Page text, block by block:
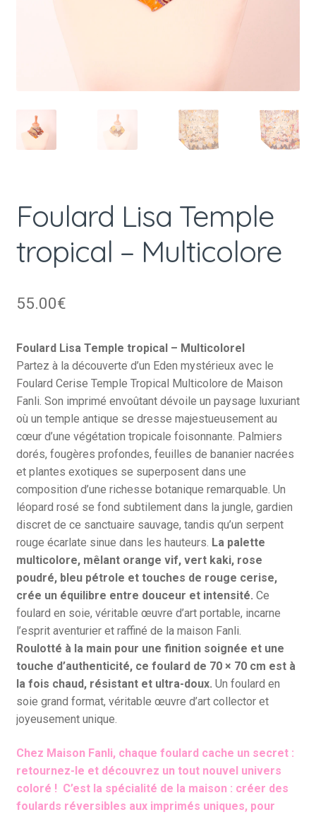
Foulard Lisa Temple
tropical – Multicolore
55.00€
Foulard Lisa Temple tropical – Multicolorel
Partez à la découverte d’un Eden mystérieux avec le
Foulard Cerise Temple Tropical Multicolore de Maison
Fanli. Son imprimé envoûtant dévoile un paysage luxuriant
où un temple antique se dresse majestueusement au
cœur d’une végétation tropicale foisonnante. Palmiers
dorés, fougères profondes, feuilles de bananier nacrées
et plantes exotiques se superposent dans une
composition d’une richesse botanique remarquable. Un
léopard rosé se fond subtilement dans la jungle, gardien
discret de ce sanctuaire sauvage, tandis qu’un serpent
rouge écarlate sinue dans les hauteurs. La palette
multicolore, mêlant orange vif, vert kaki, rose
poudré, bleu pétrole et touches de rouge cerise,
crée un équilibre entre douceur et intensité. Ce
foulard en soie, véritable œuvre d’art portable, incarne
l’esprit aventurier et raffiné de la maison Fanli.
Roulotté à la main pour une finition soignée et une
touche d’authenticité, ce foulard de 70 × 70 cm est à
la fois chaud, résistant et ultra-doux. Un foulard en
soie grand format, véritable œuvre d’art collector et
joyeusement unique.
Chez Maison Fanli, chaque foulard cache un secret :
retournez-le et découvrez un tout nouvel univers
coloré ! C’est la spécialité de la maison : créer des
foulards réversibles aux imprimés uniques, pour